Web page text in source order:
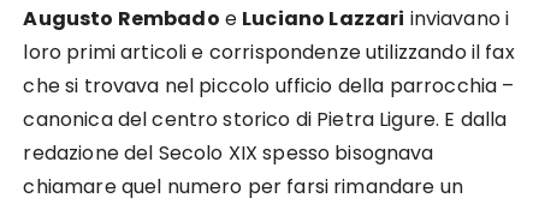
Augusto Rembado e Luciano Lazzari inviavano i
loro primi articoli e corrispondenze utilizzando il fax
che si trovava nel piccolo ufficio della parrocchia –
canonica del centro storico di Pietra Ligure. E dalla
redazione del Secolo XIX spesso bisognava
chiamare quel numero per farsi rimandare un